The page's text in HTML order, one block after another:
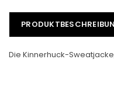
Die Kinnerhuck-